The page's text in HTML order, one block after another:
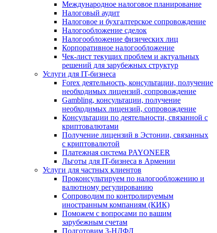
Международное налоговое планирование
Налоговый аудит
Налоговое и бухгалтерское сопровождение
Налогообложение сделок
Налогообложение физических лиц
Корпоративное налогообложение
Чек-лист текущих проблем и актуальных
решений для зарубежных структур
Услуги для IT-бизнеса
Forex деятельность, консультации, получение
необходимых лицензий, сопровождение
Gambling, консультации, получение
необходимых лицензий, сопровождение
Консультации по деятельности, связанной с
криптовалютами
Получение лицензий в Эстонии, связанных
с криптовалютой
Платежная система PAYONEER
Льготы для IT-бизнеса в Армении
Услуги для частных клиентов
Проконсультируем по налогообложению и
валютному регулированию
Сопроводим по контролируемым
иностранным компаниям (КИК)
Поможем с вопросами по вашим
зарубежным счетам
Подготовим 3-НДФЛ